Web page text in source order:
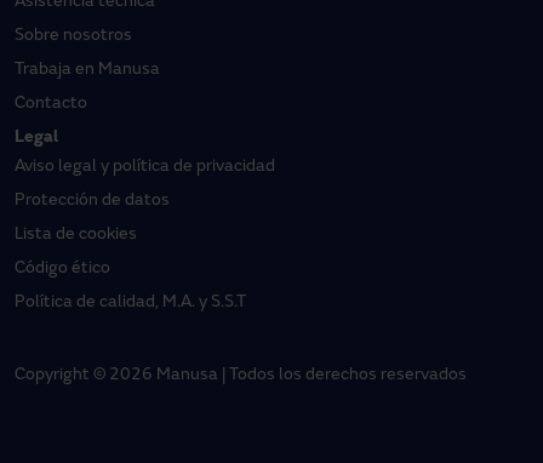
Sobre nosotros
Trabaja en Manusa
Contacto
Legal
Aviso legal y política de privacidad
Protección de datos
Lista de cookies
Código ético
Política de calidad, M.A. y S.S.T
Copyright © 2026 Manusa | Todos los derechos reservados